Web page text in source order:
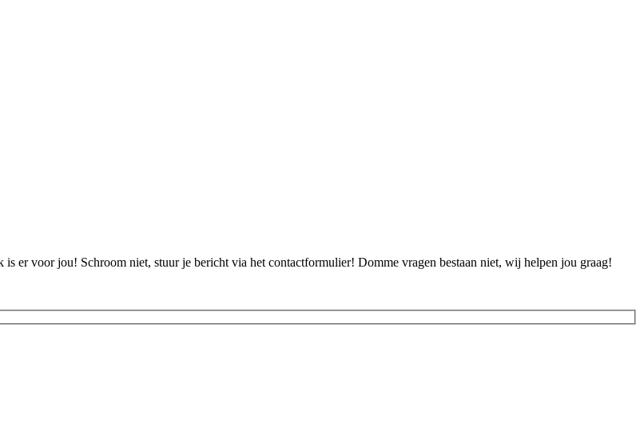
er voor jou! Schroom niet, stuur je bericht via het contactformulier! Domme vragen bestaan niet, wij helpen jou graag!